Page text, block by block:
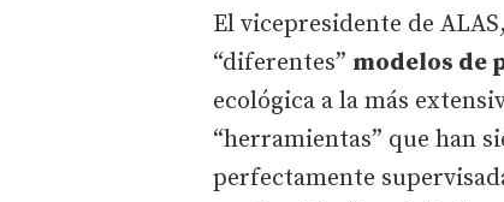
El vicepresidente de ALAS,
“diferentes” modelos de
ecológica a la más
“herramientas” que han
perfectamente